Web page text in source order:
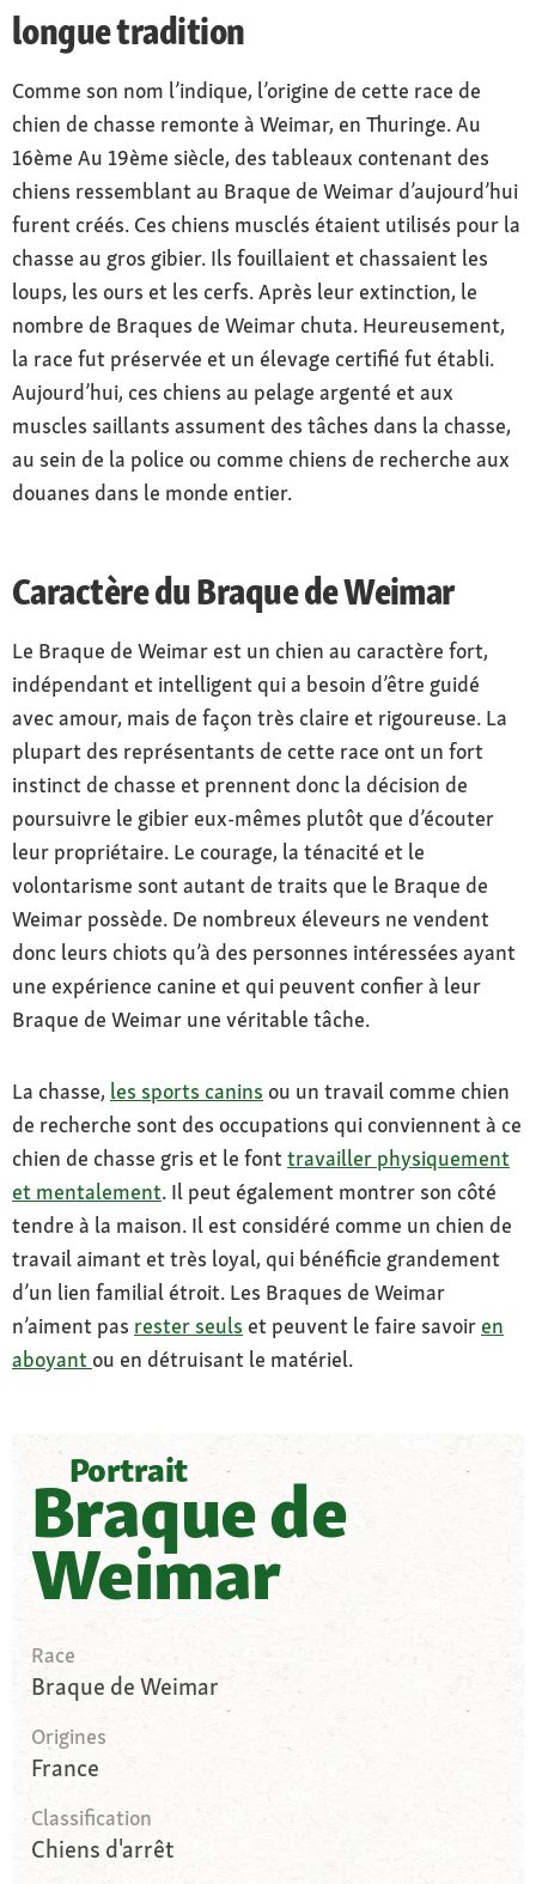
longue tradition
Comme son nom l’indique, l’origine de cette race de
chien de chasse remonte à Weimar, en Thuringe. Au
16ème Au 19ème siècle, des tableaux contenant des
chiens ressemblant au Braque de Weimar d’aujourd’hui
furent créés. Ces chiens musclés étaient utilisés pour la
chasse au gros gibier. Ils fouillaient et chassaient les
loups, les ours et les cerfs. Après leur extinction, le
nombre de Braques de Weimar chuta. Heureusement,
la race fut préservée et un élevage certifié fut établi.
Aujourd’hui, ces chiens au pelage argenté et aux
muscles saillants assument des tâches dans la chasse,
au sein de la police ou comme chiens de recherche aux
douanes dans le monde entier.
Caractère du Braque de Weimar
Le Braque de Weimar est un chien au caractère fort,
indépendant et intelligent qui a besoin d’être guidé
avec amour, mais de façon très claire et rigoureuse. La
plupart des représentants de cette race ont un fort
instinct de chasse et prennent donc la décision de
poursuivre le gibier eux-mêmes plutôt que d’écouter
leur propriétaire. Le courage, la ténacité et le
volontarisme sont autant de traits que le Braque de
Weimar possède. De nombreux éleveurs ne vendent
donc leurs chiots qu’à des personnes intéressées ayant
une expérience canine et qui peuvent confier à leur
Braque de Weimar une véritable tâche.
La chasse, les sports canins ou un travail comme chien
de recherche sont des occupations qui conviennent à ce
chien de chasse gris et le font travailler physiquement
et mentalement. Il peut également montrer son côté
tendre à la maison. Il est considéré comme un chien de
travail aimant et très loyal, qui bénéficie grandement
d’un lien familial étroit. Les Braques de Weimar
n’aiment pas rester seuls et peuvent le faire savoir en
aboyant ou en détruisant le matériel.
Portrait
Braque de
Weimar
Race
Braque de Weimar
Origines
France
Classification
Chiens d'arrêt